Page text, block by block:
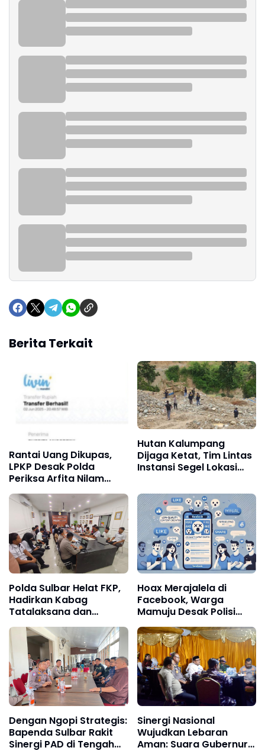
Berita Terkait
Rantai Uang Dikupas,
LPKP Desak Polda
Periksa Arfita Nilam
Amri dalam Kasus Suap
SPPG di Polewali
Mandar
Hutan Kalumpang
Dijaga Ketat, Tim Lintas
Instansi Segel Lokasi
Polda Sulbar Helat FKP,
Hadirkan Kabag
Tatalaksana dan
Pelayanan Jadi Narsum
Hoax Merajalela di
Facebook, Warga
Mamuju Desak Polisi
Siber Bertindak
Dengan Ngopi Strategis:
Bapenda Sulbar Rakit
Sinergi PAD di Tengah
Sinergi Nasional
Wujudkan Lebaran
Aman: Suara Gubernur